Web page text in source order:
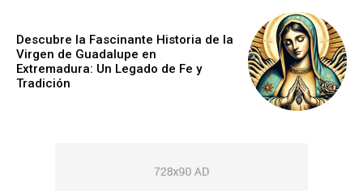
Descubre la Fascinante Historia de la
Virgen de Guadalupe en
Extremadura: Un Legado de Fe y
Tradición